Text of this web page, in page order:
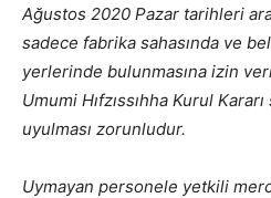
Ağustos 2020 Pazar tarihleri
sadece fabrika sahasında ve
yerlerinde bulunmasına izin
Umumi Hıfzıssıhha Kurul
uyulması zorunludur.
Uymayan personele yetkili